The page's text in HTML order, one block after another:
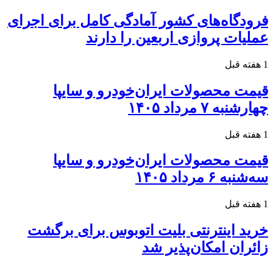
فرودگاه‌های کشور آمادگی کامل برای اجرای
عملیات پروازی اربعین را دارند
1 هفته قبل
قیمت محصولات ایران‌خودرو و سایپا
چهارشنبه ۷ مرداد ۱۴۰۵
1 هفته قبل
قیمت محصولات ایران‌خودرو و سایپا
سه‌شنبه ۶ مرداد ۱۴۰۵
1 هفته قبل
خرید اینترنتی بلیت اتوبوس برای برگشت
زائران امکان‌پذیر شد